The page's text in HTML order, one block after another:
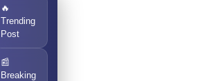
🔥
Trending
Post
📰
Breaking